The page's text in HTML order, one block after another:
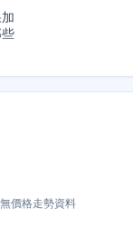
價格走勢資料